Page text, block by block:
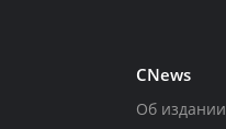
CNews
Об издании